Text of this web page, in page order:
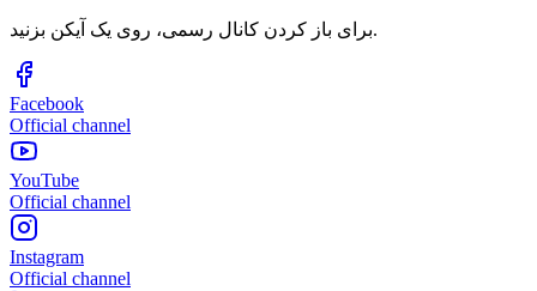
برای باز کردن کانال رسمی، روی یک آیکن بزنید.
Facebook
Official channel
YouTube
Official channel
Instagram
Official channel